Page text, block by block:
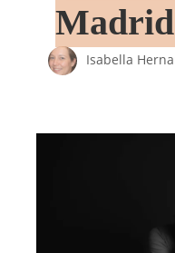
Isabella